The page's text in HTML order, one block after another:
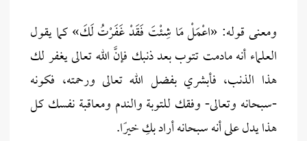
ومعنى قوله: «اعْمَلْ مَا شِئْتَ فَقَدْ غَفَرْتُ لَكَ» كما يقول
العلماء أنه مادمت تتوب بعد ذنبك فإنَّ الله تعالى يغفر لك
هذا الذنب، فأبشري بفضل الله تعالى ورحمته، فكونه
-سبحانه وتعالى- وفقك للتوبة والندم ومعاقبة نفسك كل
هذا يدل على أنه سبحانه أراد بكِ خيرًا.